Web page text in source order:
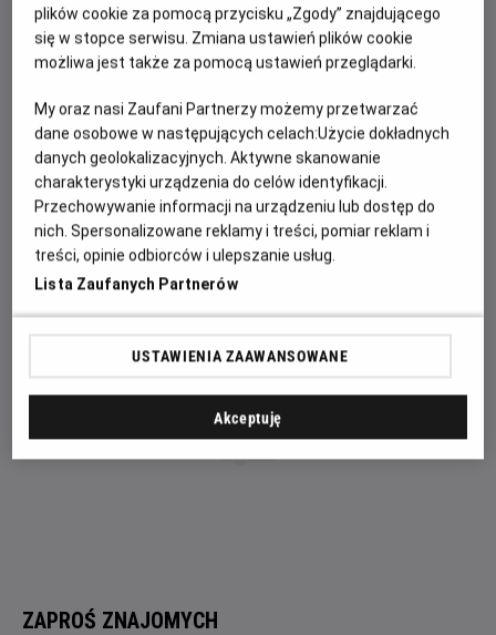
status materialny. Jednak pod powierzchnią kryją się
wzajemne pretensje, drobne konflikty, a przede wszystkim
nuda i rutyna. Gdy pewnego wieczoru Joe i Angela
swobodna i przyjacielska rozmowa zaczyna zmieniać się w
pełną dwuznaczności grę.
To, co dotąd skrywane, wychodzi na jaw, a
niewypowiedziane pragnienia ducha i ciała zaczynają
nabierać niebezpiecznie realnych kształtów. Czy obie pary
pójdą dziś spać we własnych łóżkach?
ZAPROŚ ZNAJOMYCH
plików cookie za pomocą przycisku „Zgody” znajdującego
się w stopce serwisu. Zmiana ustawień plików cookie
możliwa jest także za pomocą ustawień przeglądarki.
My oraz nasi Zaufani Partnerzy możemy przetwarzać
dane osobowe w następujących celach:Użycie dokładnych
danych geolokalizacyjnych. Aktywne skanowanie
charakterystyki urządzenia do celów identyfikacji.
Przechowywanie informacji na urządzeniu lub dostęp do
nich. Spersonalizowane reklamy i treści, pomiar reklam i
treści, opinie odbiorców i ulepszanie usług.
Lista Zaufanych Partnerów
USTAWIENIA ZAAWANSOWANE
Akceptuję